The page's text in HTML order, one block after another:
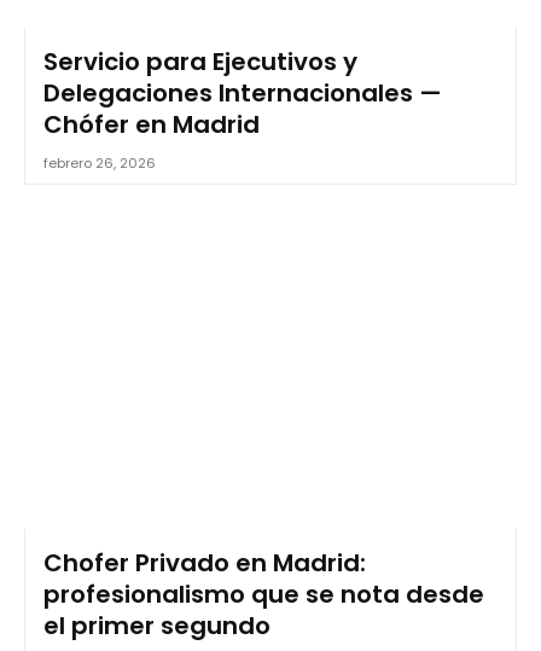
Servicio para Ejecutivos y
Delegaciones Internacionales —
Chófer en Madrid
febrero 26, 2026
Chofer Privado en Madrid:
profesionalismo que se nota desde
el primer segundo